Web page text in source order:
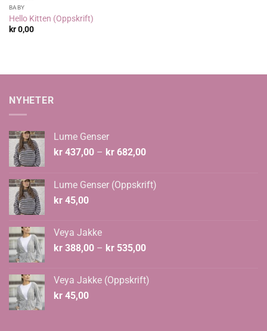
BABY
Hello Kitten (Oppskrift)
kr0,00
NYHETER
Lume Genser
kr 437,00 – kr 682,00Prisområde:
kr 682,00
Lume Genser (Oppskrift)
kr 45,00
Veya Jakke
kr 388,00 – kr 535,00Prisområde:
kr 535,00
Veya Jakke (Oppskrift)
kr 45,00